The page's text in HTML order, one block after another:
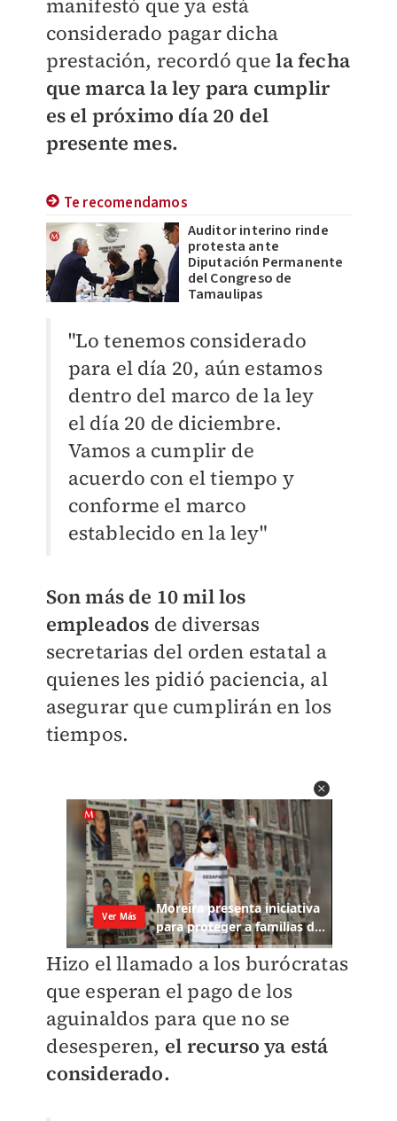
manifestó que ya está
considerado pagar dicha
prestación, recordó que la fecha
que marca la ley para cumplir
es el próximo día 20 del
presente mes.
Te recomendamos
Auditor interino rinde
protesta ante
Diputación Permanente
del Congreso de
Tamaulipas
"Lo tenemos considerado
para el día 20, aún estamos
dentro del marco de la ley
el día 20 de diciembre.
Vamos a cumplir de
acuerdo con el tiempo y
conforme el marco
establecido en la ley"
Son más de 10 mil los
empleados de diversas
secretarias del orden estatal a
quienes les pidió paciencia, al
asegurar que cumplirán en los
tiempos.
Hizo el llamado a los burócratas
que esperan el pago de los
aguinaldos para que no se
desesperen, el recurso ya está
considerado.